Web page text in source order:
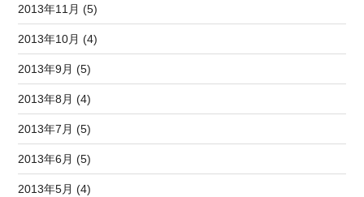
2013年11月 (5)
2013年10月 (4)
2013年9月 (5)
2013年8月 (4)
2013年7月 (5)
2013年6月 (5)
2013年5月 (4)